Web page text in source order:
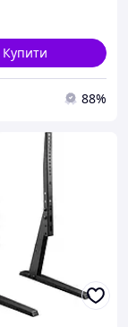
Купити
88%